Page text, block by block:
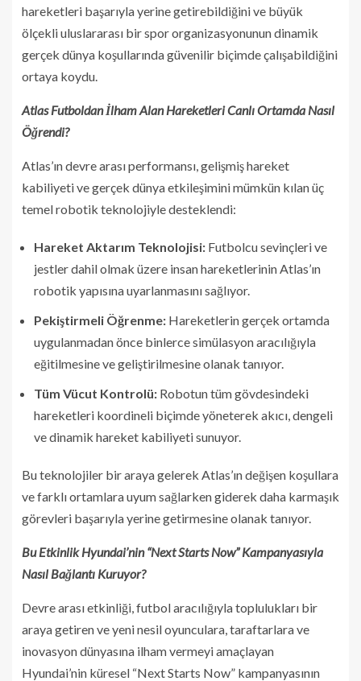
hareketleri başarıyla yerine getirebildiğini ve büyük
ölçekli uluslararası bir spor organizasyonunun dinamik
gerçek dünya koşullarında güvenilir biçimde çalışabildiğini
ortaya koydu.
Atlas Futboldan İlham Alan Hareketleri Canlı Ortamda Nasıl
Öğrendi?
Atlas’ın devre arası performansı, gelişmiş hareket
kabiliyeti ve gerçek dünya etkileşimini mümkün kılan üç
temel robotik teknolojiyle desteklendi:
Hareket Aktarım Teknolojisi: Futbolcu sevinçleri ve
jestler dahil olmak üzere insan hareketlerinin Atlas’ın
robotik yapısına uyarlanmasını sağlıyor.
Pekiştirmeli Öğrenme: Hareketlerin gerçek ortamda
uygulanmadan önce binlerce simülasyon aracılığıyla
eğitilmesine ve geliştirilmesine olanak tanıyor.
Tüm Vücut Kontrolü: Robotun tüm gövdesindeki
hareketleri koordineli biçimde yöneterek akıcı, dengeli
ve dinamik hareket kabiliyeti sunuyor.
Bu teknolojiler bir araya gelerek Atlas’ın değişen koşullara
ve farklı ortamlara uyum sağlarken giderek daha karmaşık
görevleri başarıyla yerine getirmesine olanak tanıyor.
Bu Etkinlik Hyundai’nin “Next Starts Now” Kampanyasıyla
Nasıl Bağlantı Kuruyor?
Devre arası etkinliği, futbol aracılığıyla toplulukları bir
araya getiren ve yeni nesil oyunculara, taraftarlara ve
inovasyon dünyasına ilham vermeyi amaçlayan
Hyundai’nin küresel “Next Starts Now” kampanyasının